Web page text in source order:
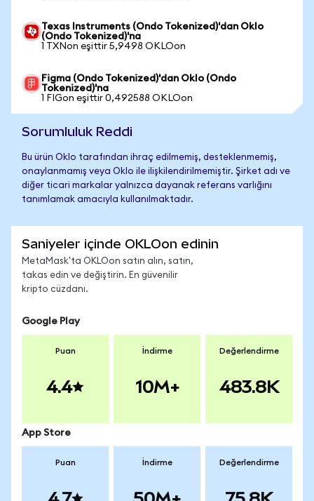
Texas Instruments (Ondo Tokenized)'dan Oklo
(Ondo Tokenized)'na
1 TXNon eşittir 5,9498 OKLOon
Figma (Ondo Tokenized)'dan Oklo (Ondo
Tokenized)'na
1 FIGon eşittir 0,492588 OKLOon
Sorumluluk Reddi
Bu ürün Oklo tarafından ihraç edilmemiş, desteklenmemiş,
onaylanmamış veya Oklo ile ilişkilendirilmemiştir. Şirket adı ve
diğer ticari markalar yalnızca dayanak referans varlığını
tanımlamak amacıyla kullanılmaktadır.
Saniyeler içinde OKLOon edinin
MetaMask'ta OKLOon satın alın, satın,
takas edin ve değiştirin. En güvenilir
kripto cüzdanı.
Google Play
Puan
4.4
İndirme
10M+
Değerlendirme
483.8K
App Store
Puan İndirme Değerlendirme